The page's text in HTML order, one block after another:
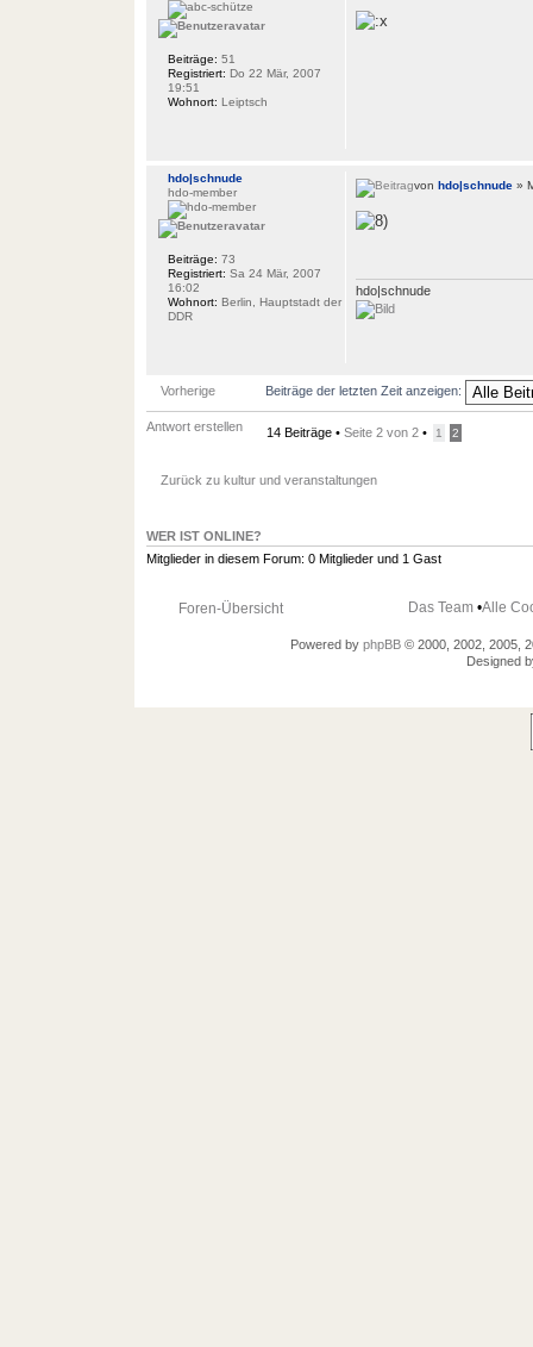
Beiträge: 51
Registriert: Do 22 Mär, 2007
19:51
Wohnort: Leiptsch
vonhdo|schnude »
hdo|schnude
hdo|schnude
hdo-member
Beiträge: 73
Registriert: Sa 24 Mär, 2007
16:02
Wohnort: Berlin, Hauptstadt der
DDR
Vorherige Beiträge der letzten Zeit anzeigen:
Antwort erstellen 14 Beiträge • Seite 2von 2• 1 2
Zurück zu kultur und veranstaltungen
WER IST ONLINE?
Mitglieder in diesem Forum: 0 Mitglieder und 1 Gast
Foren-Übersicht Das Team•Alle
Powered by phpBB© 2000, 2002, 2005,
Designed